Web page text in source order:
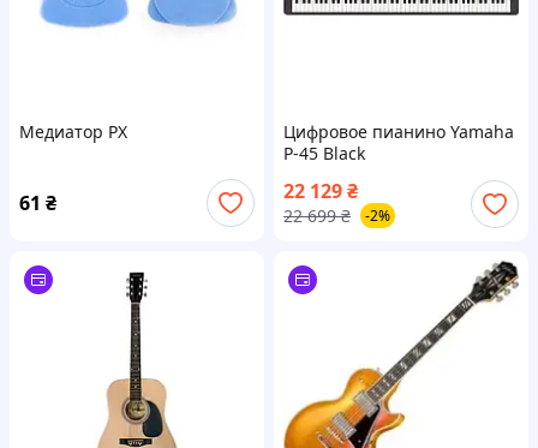
Медиатор PX
61 ₴
Цифровое пианино Yamaha
P-45 Black
22 129₴
22 699 ₴ -2%